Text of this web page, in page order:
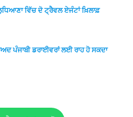
ਵਿੱਚ ਦੋ ਟ੍ਰੈਵਲ ਏਜੰਟਾਂ ਖ਼ਿਲਾਫ਼
ਪੰਜਾਬੀ ਡਰਾਈਵਰਾਂ ਲਈ ਰਾਹ ਹੋ ਸਕਦਾ